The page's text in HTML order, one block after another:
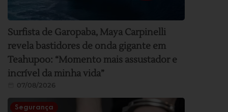
Surfista de Garopaba, Maya Carpinelli
revela bastidores de onda gigante em
Teahupoo: “Momento mais assustador e
incrível da minha vida”
07/08/2026
Segurança